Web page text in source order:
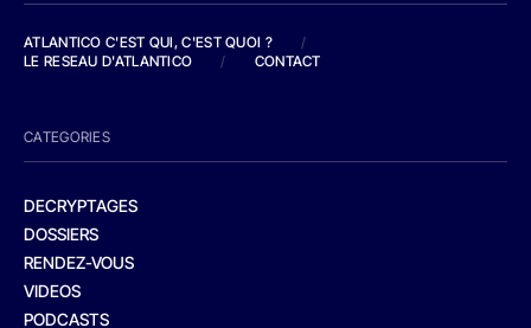
ATLANTICO C'EST QUI, C'EST QUOI ?
/
LE RESEAU D'ATLANTICO
/ CONTACT
CATEGORIES
DECRYPTAGES
DOSSIERS
RENDEZ-VOUS
VIDEOS
PODCASTS